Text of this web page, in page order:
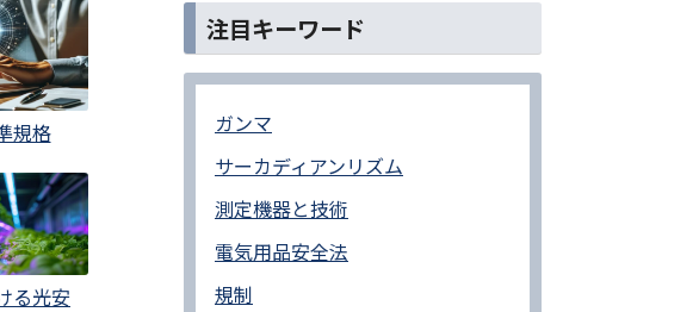
規格
る光安
注目キーワード
ガンマ
サーカディアンリズム
測定機器と技術
電気用品安全法
規制